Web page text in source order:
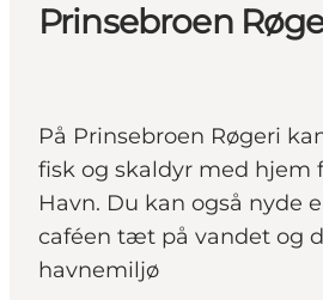
Prinsebroen
På Prinsebroen Røgeri
fisk og skaldyr med hjem
Havn. Du kan også nyde
caféen tæt på vandet og
havnemiljø